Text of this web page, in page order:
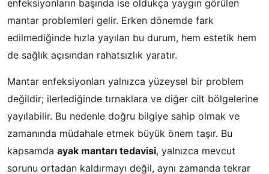
enfeksiyonların başında ise oldukça yaygın görülen
mantar problemleri gelir. Erken dönemde fark
edilmediğinde hızla yayılan bu durum, hem estetik hem
de sağlık açısından rahatsızlık yaratır.
Mantar enfeksiyonları yalnızca yüzeysel bir problem
değildir; ilerlediğinde tırnaklara ve diğer cilt bölgelerine
yayılabilir. Bu nedenle doğru bilgiye sahip olmak ve
zamanında müdahale etmek büyük önem taşır. Bu
kapsamda ayak mantarı tedavisi, yalnızca mevcut
sorunu ortadan kaldırmayı değil, aynı zamanda tekrar